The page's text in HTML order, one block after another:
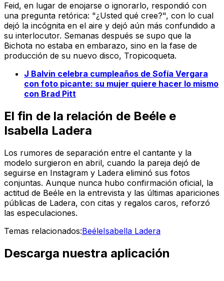
Feid, en lugar de enojarse o ignorarlo, respondió con
una pregunta retórica: "¿Usted qué cree?", con lo cual
dejó la incógnita en el aire y dejó aún más confundido a
su interlocutor. Semanas después se supo que la
Bichota no estaba en embarazo, sino en la fase de
producción de su nuevo disco, Tropicoqueta.
J Balvin celebra cumpleaños de Sofía Vergara
con foto picante: su mujer quiere hacer lo mismo
con Brad Pitt
El fin de la relación de Beéle e
Isabella Ladera
Los rumores de separación entre el cantante y la
modelo surgieron en abril, cuando la pareja dejó de
seguirse en Instagram y Ladera eliminó sus fotos
conjuntas. Aunque nunca hubo confirmación oficial, la
actitud de Beéle en la entrevista y las últimas apariciones
públicas de Ladera, con citas y regalos caros, reforzó
las especulaciones.
Temas relacionados:BeéleIsabella Ladera
Descarga nuestra aplicación